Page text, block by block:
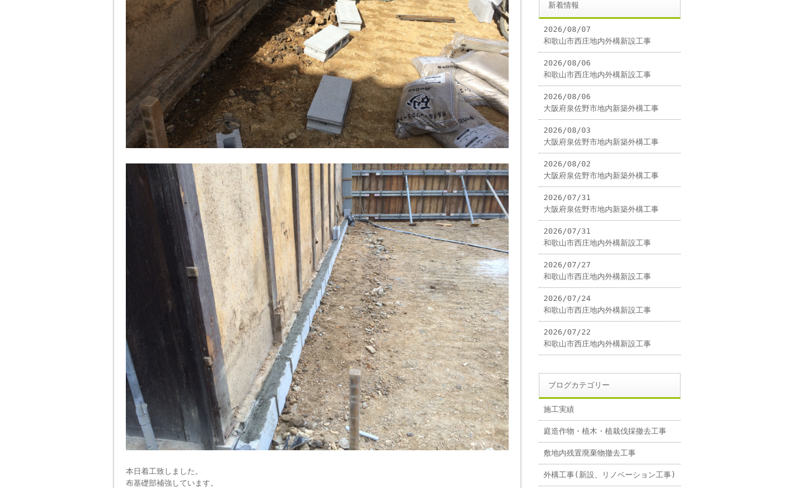
本日着工致しました。
布基礎部補強しています。
新着情報
2026/08/07
和歌山市西庄地内外構新設工事
2026/08/06
和歌山市西庄地内外構新設工事
2026/08/06
大阪府泉佐野市地内新築外構工事
2026/08/03
大阪府泉佐野市地内新築外構工事
2026/08/02
大阪府泉佐野市地内新築外構工事
2026/07/31
大阪府泉佐野市地内新築外構工事
2026/07/31
和歌山市西庄地内外構新設工事
2026/07/27
和歌山市西庄地内外構新設工事
2026/07/24
和歌山市西庄地内外構新設工事
2026/07/22
和歌山市西庄地内外構新設工事
ブログカテゴリー
施工実績
庭造作物・植木・植栽伐採撤去工事
敷地内残置廃棄物撤去工事
外構工事(新設、リノベーション工事)